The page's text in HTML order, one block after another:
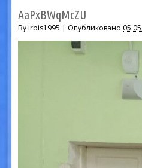
AaPxBWqMcZU
By irbis1995 | Опубликовано